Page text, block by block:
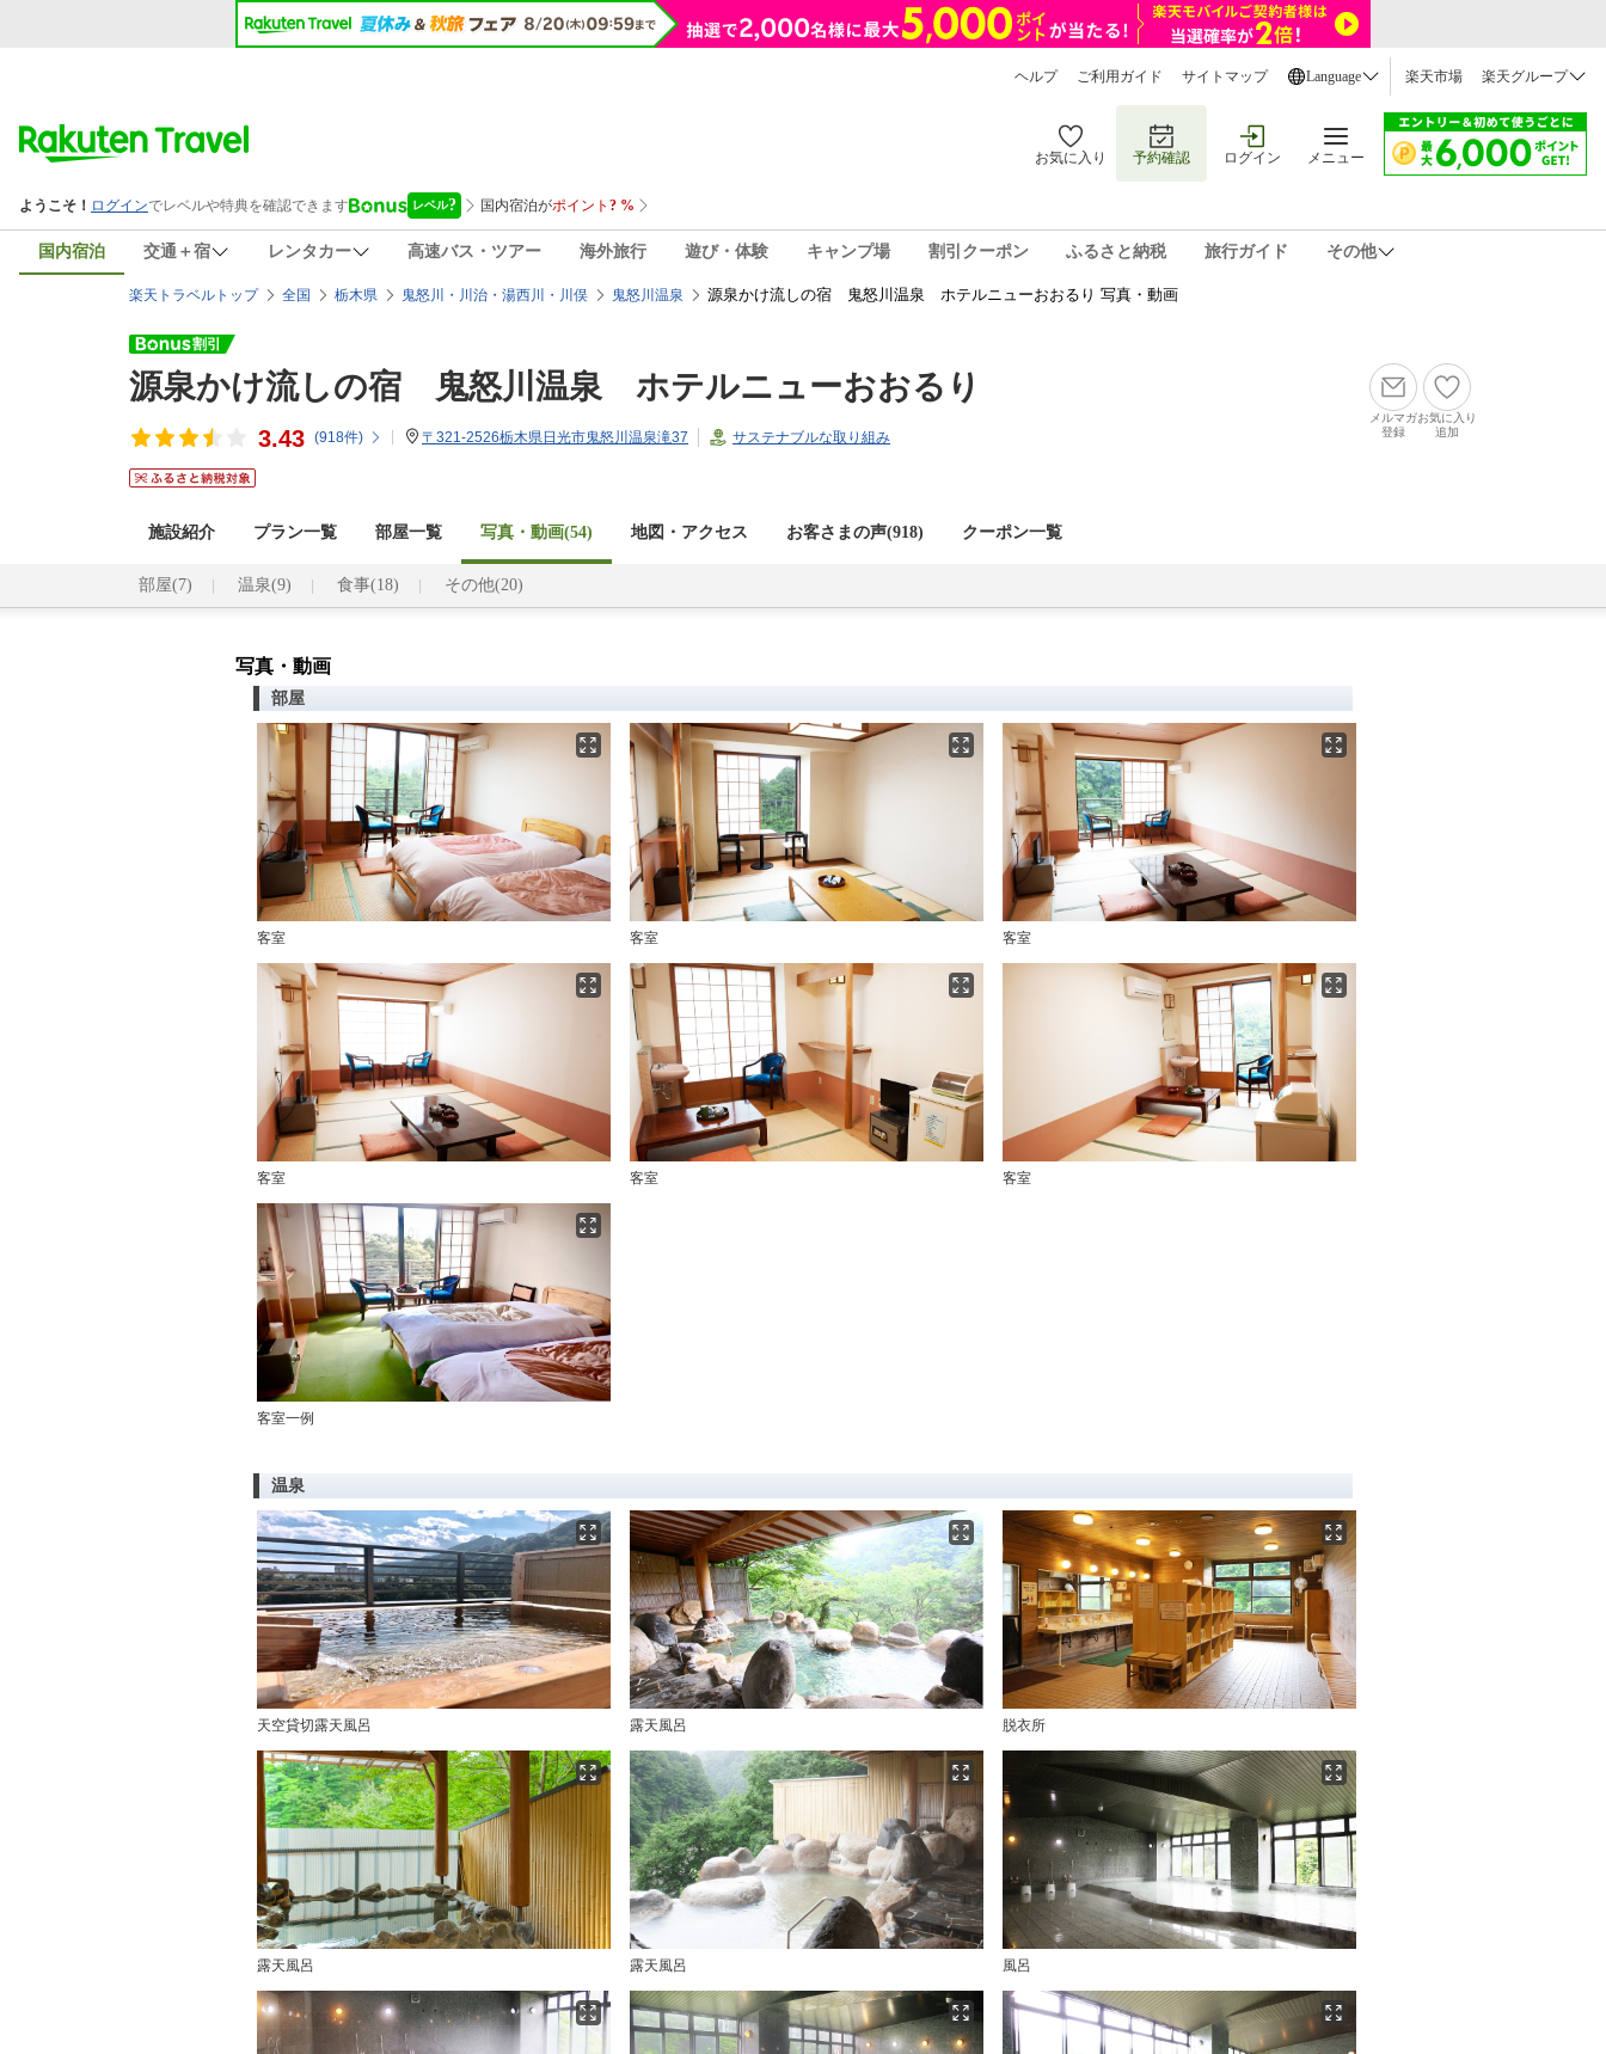
ヘルプ ご利用ガイド サイトマップ Language 楽天市場 楽天グループ
お気に入り 予約確認 ログイン メニュー
国内宿泊 交通＋宿 レンタカー 高速バス・ツアー 海外旅行 遊び・体験 キャンプ場 割引クーポン ふるさと納税 旅行ガイド その他
楽天トラベルトップ 全国 栃木県 鬼怒川・川治・湯西川・川俣 鬼怒川温泉 源泉かけ流しの宿 鬼怒川温泉 ホテルニューおおるり 写真・動画
源泉かけ流しの宿 鬼怒川温泉 ホテルニューおおるり
3.43 (918件) 〒321-2526栃木県日光市鬼怒川温泉滝37 サステナブルな取り組み
メルマガ
登録
お気に入り
追加
施設紹介 プラン一覧 部屋一覧 写真・動画(54) 地図・アクセス お客さまの声(918) クーポン一覧
部屋(7) 温泉(9) 食事(18) その他(20)
写真・動画
部屋
客室 客室 客室
客室 客室 客室
客室一例
温泉
天空貸切露天風呂 露天風呂 脱衣所
露天風呂 露天風呂 風呂